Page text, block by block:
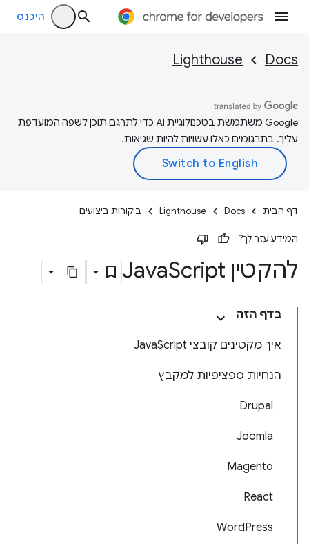
היכנס
Docs
Lighthouse
‫Google משתמשת בטכנולוגיית AI כדי לתרגם תוכן לשפה המועדפת
עליך. בתרגומים כאלו עשויות להיות שגיאות.
דף הבית Docs
Lighthouse ביקורות ביצועים
המידע עזר לך?
להקטין Java Script
בדף הזה
איך מקטינים קובצי JavaScript
הנחיות ספציפיות למקבץ
Drupal
Joomla
Magento
React
WordPress